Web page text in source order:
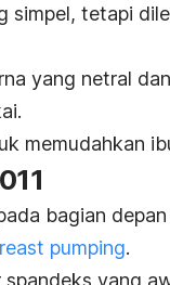
simpel, tetapi
yang netral
memudahkan
bagian
pumping.
yang